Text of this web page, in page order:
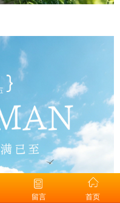
留言 首页